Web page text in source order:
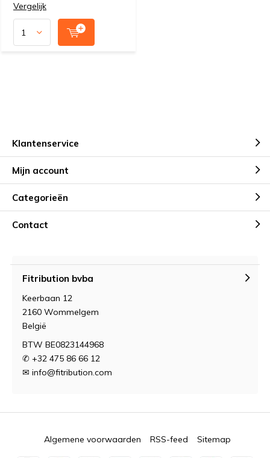
Vergelijk
Klantenservice
Mijn account
Categorieën
Contact
Fitribution bvba
Keerbaan 12
2160 Wommelgem
België
BTW BE0823144968
✆ +32 475 86 66 12
✉ info@fitribution.com
Algemene voorwaarden RSS-feed Sitemap